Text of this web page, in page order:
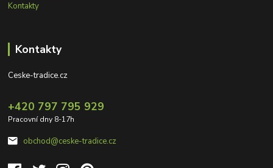
Kontakty
Kontakty
Ceske-tradice.cz
+420 797 795 929
Pracovní dny 8-17h
obchod@ceske-tradice.cz